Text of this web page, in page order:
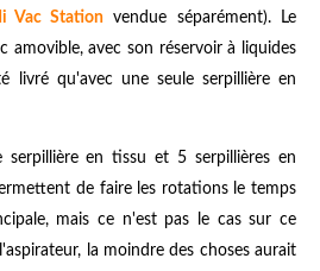
Vac Station vendue séparément). Le
amovible, avec son réservoir à liquides
livré qu'avec une seule serpillière en
serpillière en tissu et 5 serpillières en
de faire les rotations le temps
mais ce n'est pas le cas sur ce
la moindre des choses aurait